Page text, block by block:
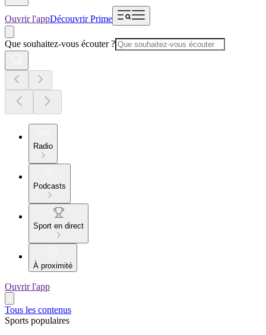
Ouvrir l'appDécouvrir Prime
Que souhaitez-vous écouter ?
Radio
Podcasts
Sport en direct
À proximité
Ouvrir l'app
Tous les contenus
Sports populaires